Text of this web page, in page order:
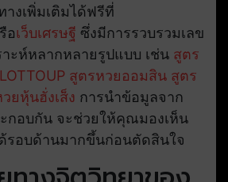
งเพิ่มเติมได้ฟรีที่
อเว็บเศรษฐี ซึ่งมีการรวบรวมเลข
าะห์หลากหลายรูปแบบ เช่น สูตร
สูตรหวยออมสิน สูตร
ยหุ้นฮั่งเส็ง การนำข้อมูลจาก
กอบกัน จะช่วยให้คุณมองเห็น
รอบด้านมากขึ้นก่อนตัดสินใจ